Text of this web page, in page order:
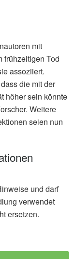
mit
frühzeitigen Tod
assoziiert.
die mit der
höher sein könnte
Weitere
seien nun
und darf
verwendet
ersetzen.